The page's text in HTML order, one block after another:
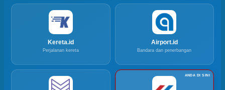
Kereta.id
Perjalanan kereta
Airport.id
Bandara dan penerbangan